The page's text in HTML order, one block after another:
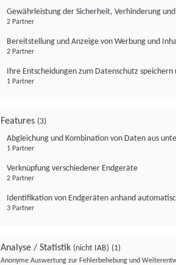
Gewährleistung der Sicherheit, Verhinderung
2 Partner
Bereitstellung und Anzeige von Werbung und
2 Partner
Ihre Entscheidungen zum Datenschutz
1 Partner
Features (3)
Abgleichung und Kombination von Daten aus
1 Partner
Verknüpfung verschiedener Endgeräte
2 Partner
Identifikation von Endgeräten anhand
3 Partner
Analyse / Statistik (nicht IAB) (1)
Anonyme Auswertung zur Fehlerbehebung und